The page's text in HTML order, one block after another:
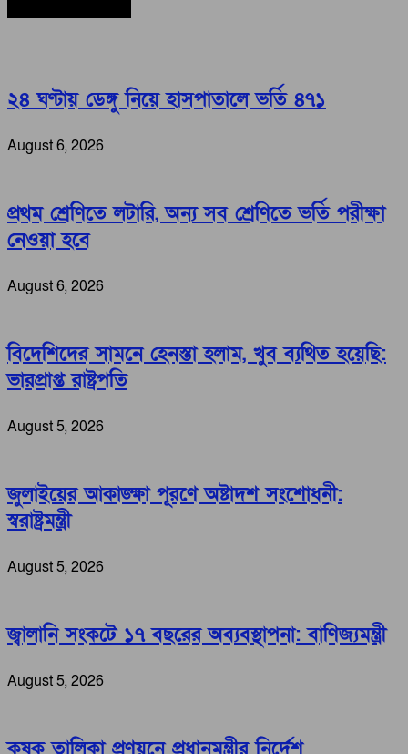
২৪ ঘণ্টায় ডেঙ্গু নিয়ে হাসপাতালে ভর্তি ৪৭১
August 6, 2026
প্রথম শ্রেণিতে লটারি, অন্য সব শ্রেণিতে ভর্তি পরীক্ষা
নেওয়া হবে
August 6, 2026
বিদেশিদের সামনে হেনস্তা হলাম, খুব ব্যথিত হয়েছি:
ভারপ্রাপ্ত রাষ্ট্রপতি
August 5, 2026
জুলাইয়ের আকাঙ্ক্ষা পূরণে অষ্টাদশ সংশোধনী:
স্বরাষ্ট্রমন্ত্রী
August 5, 2026
জ্বালানি সংকটে ১৭ বছরের অব্যবস্থাপনা: বাণিজ্যমন্ত্রী
August 5, 2026